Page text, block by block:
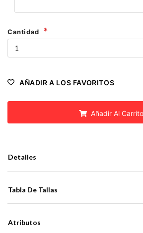
Cantidad
AÑADIR A LOS FAVORITOS
Añadir Al Carrito
Detalles
Tabla De Tallas
Atributos